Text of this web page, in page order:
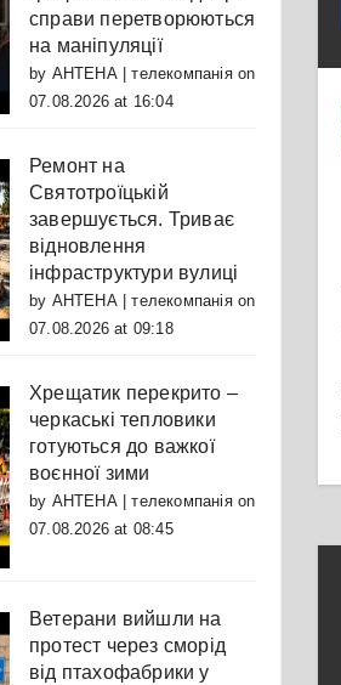
справи перетворюються
на маніпуляції
by АНТЕНА | телекомпаніяon
07.08.2026 at 16:04
Ремонт на
Святотроїцькій
завершується. Триває
відновлення
інфраструктури вулиці
by АНТЕНА | телекомпаніяon
07.08.2026 at 09:18
Хрещатик перекрито –
черкаські тепловики
готуються до важкої
воєнної зими
by АНТЕНА | телекомпаніяon
07.08.2026 at 08:45
Ветерани вийшли на
протест через сморід
від птахофабрики у